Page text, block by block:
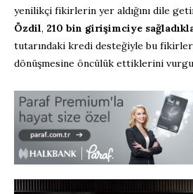
yenilikçi fikirlerin yer aldığını dile
Özdil, 210 bin girişimciye
tutarındaki kredi desteğiyle bu
dönüşmesine öncülük ettiklerini